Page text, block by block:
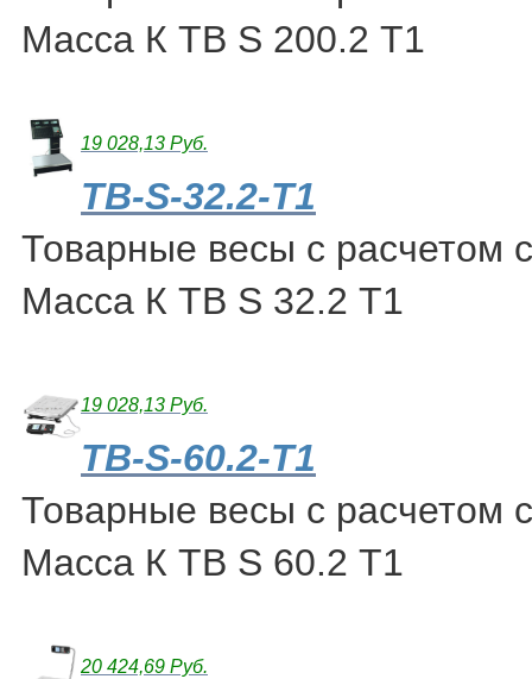
Масса К ТВ S 200.2 Т1
19 028,13 Руб.
ТВ-S-32.2-Т1
Товарные весы с расчетом
Масса К ТВ S 32.2 Т1
19 028,13 Руб.
ТВ-S-60.2-Т1
Товарные весы с расчетом
Масса К ТВ S 60.2 Т1
20 424,69 Руб.